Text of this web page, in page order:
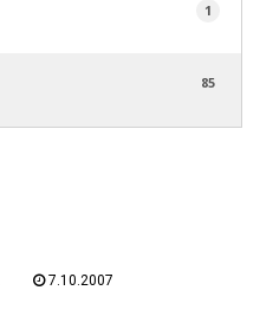
1
85
7.10.2007